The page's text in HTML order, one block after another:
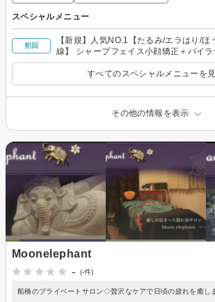
スペシャルメニュー
初回
【新規】人気NO.1【たるみ/エラはり/ほ
線】 シャープフェイス小顔矯正＋パイラ
分
すべてのスペシャルメニューを
その他の情報を表示
Moonelephant
-
(-件)
船橋のプライベートサロン◇贅沢なケアで日頃の疲れを癒し